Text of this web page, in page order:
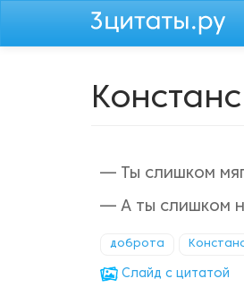
— Ты слишком
— А ты слишком
доброта
Cлайд с цитатой